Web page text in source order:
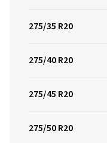
275/35 R20
275/40 R20
275/45 R20
275/50 R20